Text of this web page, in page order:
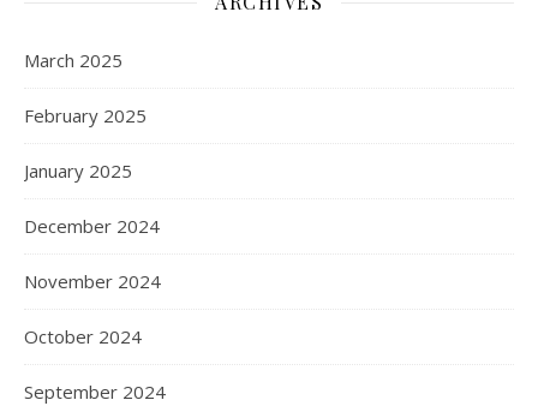
March 2025
February 2025
January 2025
December 2024
November 2024
October 2024
September 2024